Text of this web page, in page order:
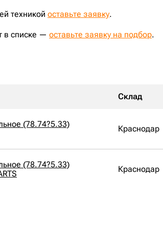
техникой оставьте заявку.
в списке — оставьте заявку на подбор.
Склад
(78.74?5.33)
Краснодар
(78.74?5.33)
Краснодар